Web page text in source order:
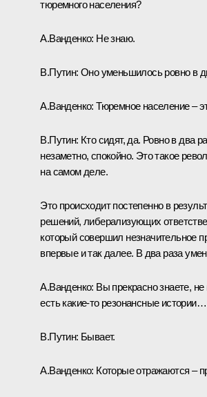
тюремного населения?
А.Ванденко: Не знаю.
В.Путин: Оно уменьшилось ровно в
А.Ванденко: Тюремное население –
В.Путин: Кто сидят, да. Ровно в два
незаметно, спокойно. Это такое
на самом деле.
Это происходит постепенно в
решений, либерализующих
который совершил незначительное
впервые и так далее. В два раза
А.Ванденко: Вы прекрасно знаете,
есть какие-то резонансные истории…
В.Путин: Бывает.
А.Ванденко: Которые отражаются –